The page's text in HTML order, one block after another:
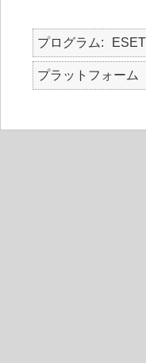
プログラム
プラットフォーム